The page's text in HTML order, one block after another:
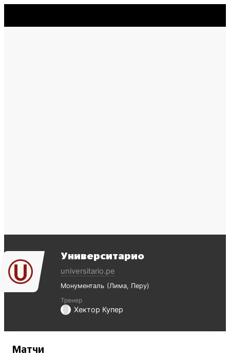
Университарио
universitario.pe
Монументаль Лима Перу
Тренер
Хектор Купер
Матчи